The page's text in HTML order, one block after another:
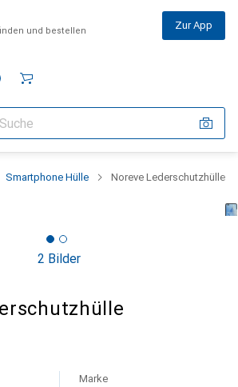
und bestellen Zur App
Smartphone Hülle Noreve Lederschutzhülle
2 Bilder
Marke